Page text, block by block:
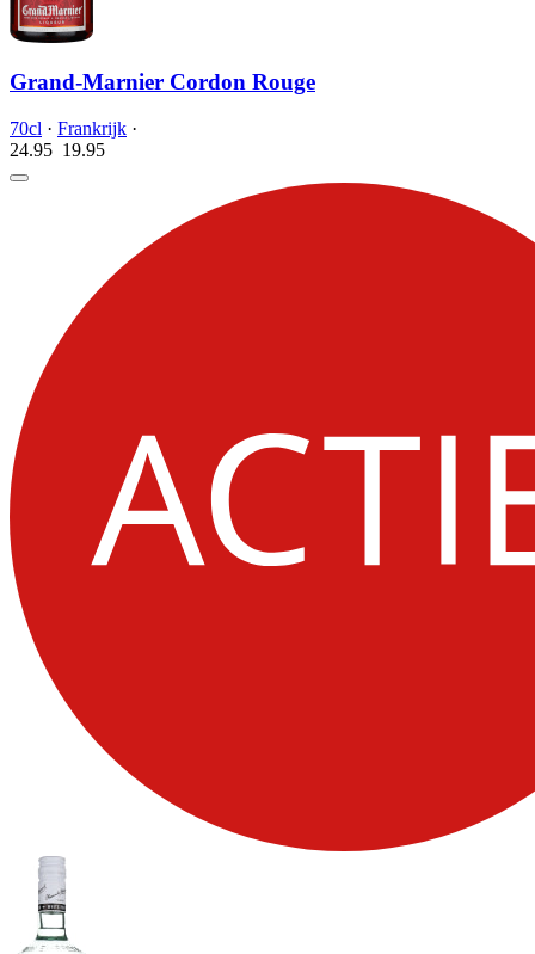
Grand-Marnier Cordon Rouge
70cl · Frankrijk ·
24.95 19.95